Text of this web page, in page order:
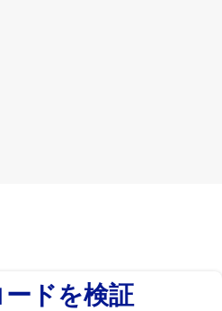
ドを検証